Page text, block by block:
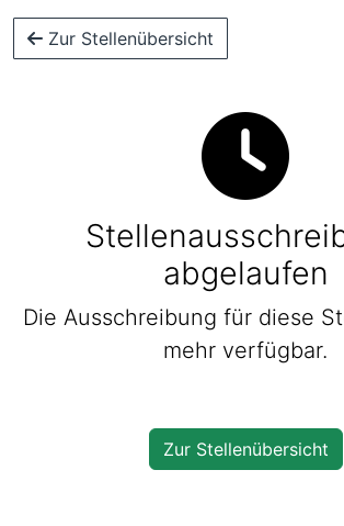
Zur Stellenübersicht
abgelaufen
Die Ausschreibung für diese
mehr verfügbar.
Zur Stellenübersicht